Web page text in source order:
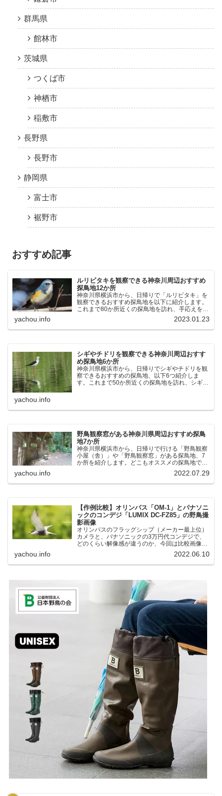
群馬県
館林市
茨城県
つくば市
神栖市
稲敷市
長野県
長野市
静岡県
富士市
裾野市
おすすめ記事
ルリビタキを観察できる神奈川周辺おすすめ
探鳥地12か所
神奈川県横浜市から、日帰りで「ルリビタキ」を
観察できるおすすめ探鳥地を以下に紹介します。
これまで80か所近くの探鳥地を訪れ、手応えを感
じた場所です。以下、★ が多いほど観察しやす
く、出現頻度が高いと感じた場所です。 北本自然
観察公園：埼玉県...
yachou.info 2023.01.23
シギやチドリを観察できる神奈川周辺おすす
め探鳥地6か所
神奈川県横浜市から、日帰りでシギやチドリを観
察できるおすすめの探鳥地、以下6つ紹介しま
す。これまで50か所近くの探鳥地を訪れ、シギや
yachou.info
野鳥観察窓がある神奈川県周辺おすすめ探鳥
地7か所
神奈川県横浜市から、日帰りで行ける「野鳥観察
小屋（舎）」や「野鳥観察窓」がある探鳥地、7
か所を紹介します。どこもオススメの探鳥地で
す。実際に訪れてみると、野山にいる野鳥、海や
湖にいる野鳥それぞれ違う観察になりました。街
中にあり、電車で行ける...
yachou.info 2022.07.29
【作例比較】オリンパス「OM-1」とパナソニ
ックのコンデジ「LUMIX DC-FZ85」の野鳥撮
影画像
オリンパスのフラッグシップ（メーカー最上位）
カメラと、パナソニックの3万円代コンデジで、
どのくらい解像感が違うのか、今回は比較画像を
紹介します。私はコンデジを愛用しているのです
が、相棒がオリンパス「OM-1」を使い始めたと
ころ、同じ被写体で...
yachou.info 2022.06.10